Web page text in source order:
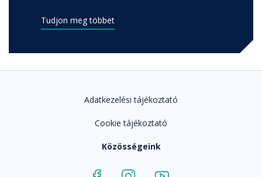
Tudjon meg többet
Adatkezelési tájékoztató
Cookie tájékoztató
Közösségeink